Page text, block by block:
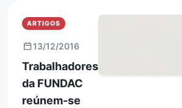
ARTIGOS
13/12/2016
Trabalhadores
da FUNDAC
reúnem-se